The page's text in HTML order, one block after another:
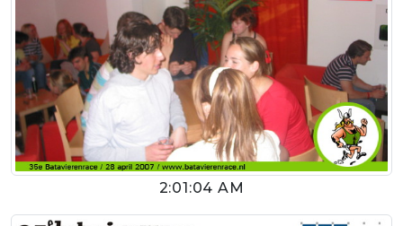
2:01:04 AM